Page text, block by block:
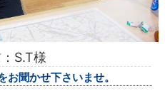
S.T様
聞かせ下さいませ。